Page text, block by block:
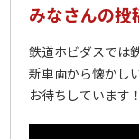
みなさんの投
鉄道ホビダスでは
新車両から懐かし
お待ちしています！